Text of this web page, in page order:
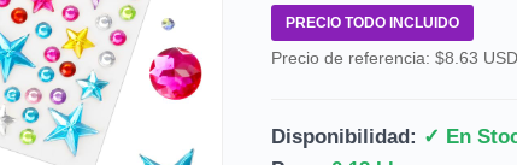
PRECIO TODO INCLUIDO
Precio de referencia: $8.63 USD
Disponibilidad: ✓ En